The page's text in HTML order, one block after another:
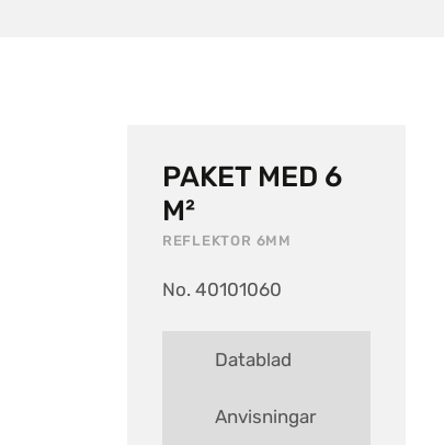
PAKET MED 6
M²
REFLEKTOR 6MM
No. 40101060
Datablad
Anvisningar